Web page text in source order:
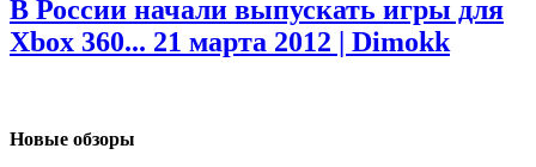
В России начали выпускать игры для
Xbox 360... 21 марта 2012 | Dimokk
Новые обзоры